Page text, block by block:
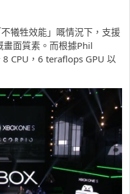
犧牲效能」嘅情況下，支援
畫面質素。而根據Phil
CPU，6 teraflops GPU 以